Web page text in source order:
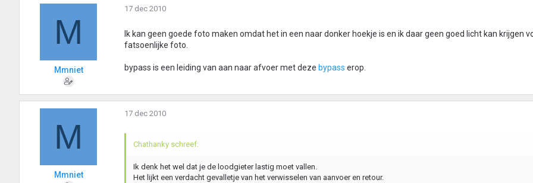
M
Mmniet
17 dec 2010
Ik kan geen goede foto maken omdat het in een naar donker hoekje is en ik daar geen goed licht kan krijgen
fatsoenlijke foto.
bypass is een leiding van aan naar afvoer met deze bypass erop.
M
Mmniet
17 dec 2010
Chathanky schreef:
Ik denk het wel dat je de loodgieter lastig moet vallen.
Het lijkt een verdacht gevalletje van het verwisselen van aanvoer en retour.